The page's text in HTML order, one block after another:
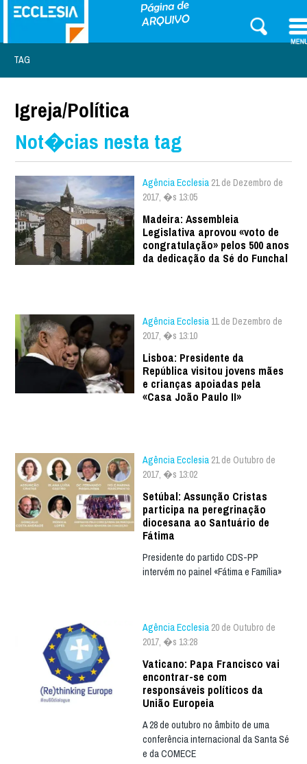
TAG
Igreja/Política
Not�cias nesta tag
Agência Ecclesia 21 de Dezembro de
2017, �s 13:05
Madeira: Assembleia
Legislativa aprovou «voto de
congratulação» pelos 500 anos
da dedicação da Sé do Funchal
Agência Ecclesia 11 de Dezembro de
2017, �s 13:10
Lisboa: Presidente da
República visitou jovens mães
e crianças apoiadas pela
«Casa João Paulo II»
Agência Ecclesia 21 de Outubro de
2017, �s 13:02
Setúbal: Assunção Cristas
participa na peregrinação
diocesana ao Santuário de
Fátima
Presidente do partido CDS-PP
intervém no painel «Fátima e Família»
Agência Ecclesia 20 de Outubro de
2017, �s 13:28
Vaticano: Papa Francisco vai
encontrar-se com
responsáveis políticos da
União Europeia
A 28 de outubro no âmbito de uma
conferência internacional da Santa Sé
e da COMECE